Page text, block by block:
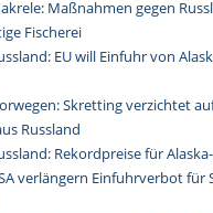
Maßnahmen gegen
Fischerei
EU will Einfuhr von
Skretting verzichtet
Russland
Rekordpreise für
verlängern Einfuhrverbot für